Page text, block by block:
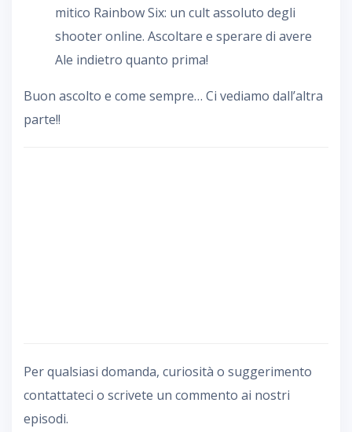
mitico Rainbow Six: un cult assoluto degli
shooter online. Ascoltare e sperare di avere
Ale indietro quanto prima!
Buon ascolto e come sempre… Ci vediamo dall’altra
parte!!
Per qualsiasi domanda, curiosità o suggerimento
contattateci o scrivete un commento ai nostri
episodi.